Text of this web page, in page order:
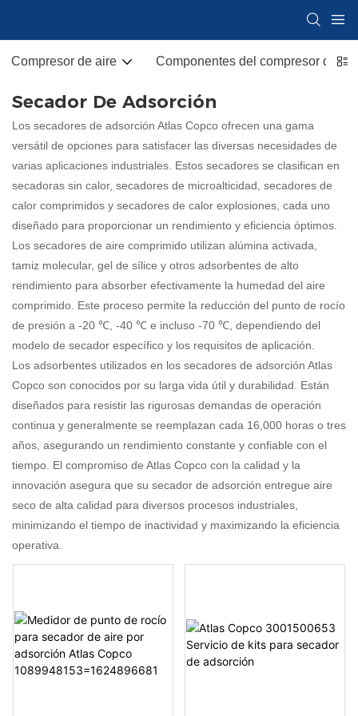
Compresor de aire Componentes del compresor de
Secador De Adsorción
Los secadores de adsorción Atlas Copco ofrecen una gama
versátil de opciones para satisfacer las diversas necesidades de
varias aplicaciones industriales. Estos secadores se clasifican en
secadoras sin calor, secadores de microalticidad, secadores de
calor comprimidos y secadores de calor explosiones, cada uno
diseñado para proporcionar un rendimiento y eficiencia óptimos.
Los secadores de aire comprimido utilizan alúmina activada,
tamiz molecular, gel de sílice y otros adsorbentes de alto
rendimiento para absorber efectivamente la humedad del aire
comprimido. Este proceso permite la reducción del punto de rocío
de presión a -20 ℃, -40 ℃ e incluso -70 ℃, dependiendo del
modelo de secador específico y los requisitos de aplicación.
Los adsorbentes utilizados en los secadores de adsorción Atlas
Copco son conocidos por su larga vida útil y durabilidad. Están
diseñados para resistir las rigurosas demandas de operación
continua y generalmente se reemplazan cada 16,000 horas o tres
años, asegurando un rendimiento constante y confiable con el
tiempo. El compromiso de Atlas Copco con la calidad y la
innovación asegura que su secador de adsorción entregue aire
seco de alta calidad para diversos procesos industriales,
minimizando el tiempo de inactividad y maximizando la eficiencia
operativa.